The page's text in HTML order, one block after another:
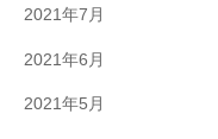
2021年7月
2021年6月
2021年5月